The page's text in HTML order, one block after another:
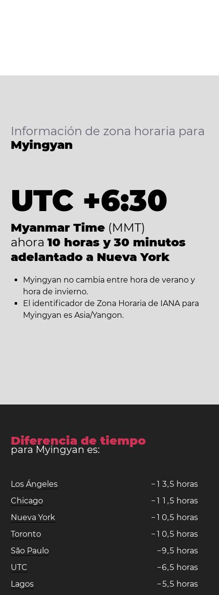
Información de zona horaria para
Myingyan
UTC +6:30
Myanmar Time (MMT)
ahora 10 horas y 30 minutos
adelantado a Nueva York
Myingyan no cambia entre hora de verano y
hora de invierno.
El identificador de Zona Horaria de IANA para
Myingyan es Asia/Yangon.
Diferencia de tiempo
para Myingyan es:
Los Ángeles − 1 3,5 horas
Chicago
− 1 1 ,5 horas
Nueva York
− 1 0,5 horas
Toronto
− 1 0,5 horas
São Paulo
−9,5 horas
UTC
−6,5 horas
Lagos
−5,5 horas